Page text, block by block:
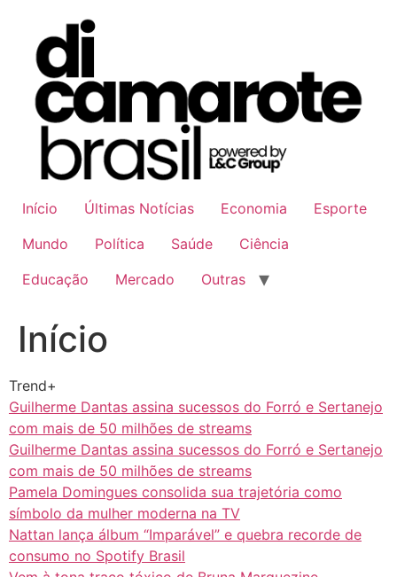
conteúdo
Início Últimas Notícias Economia
Esporte
Mundo
Política Saúde
Ciência
Educação
Mercado Outras
Início
Trend+
Guilherme Dantas assina sucessos do Forró e Sertanejo
com mais de 50 milhões de streams
Guilherme Dantas assina sucessos do Forró e Sertanejo
com mais de 50 milhões de streams
Pamela Domingues consolida sua trajetória como
símbolo da mulher moderna na TV
Nattan lança álbum “Imparável” e quebra recorde de
consumo no Spotify Brasil